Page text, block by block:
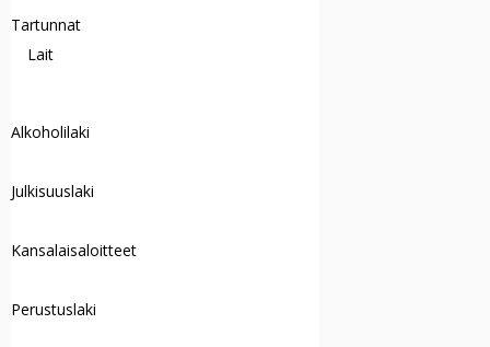
Tartunnat
Lait
Alkoholilaki
Julkisuuslaki
Kansalaisaloitteet
Perustuslaki